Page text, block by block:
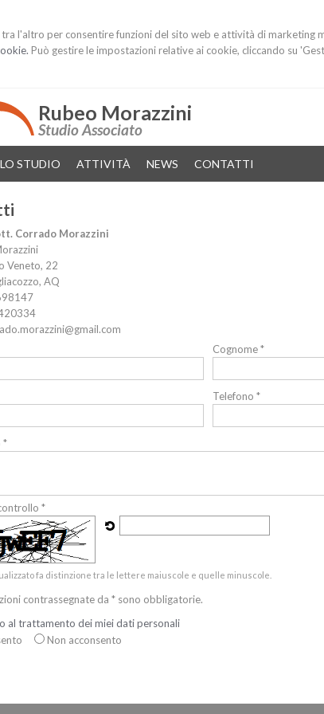
l'altro per consentire funzioni del sito web e attività di marketing
Può gestire le impostazioni relative ai cookie, cliccando su
Rubeo Morazzini
Studio Associato
LO STUDIO ATTIVITÀ NEWS CONTATTI
Corrado Morazzini
Veneto, 22
, AQ
Cognome *
Telefono *
*
*
fa distinzione tra le lettere maiuscole e quelle minuscole.
contrassegnate da * sono obbligatorie.
al trattamento dei miei dati personali
Non acconsento